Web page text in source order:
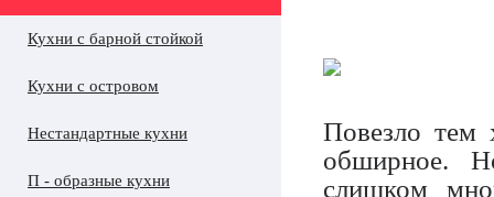
Кухни с барной стойкой
Кухни с островом
Нестандартные кухни
П - образные кухни
Повезло тем
обширное.
слишком